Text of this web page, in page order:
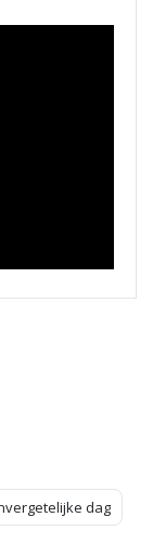
dag